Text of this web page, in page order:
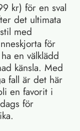
kr) för en sval
det ultimata
med
för
en välklädd
känsla. Med
fall är det här
en favorit i
för